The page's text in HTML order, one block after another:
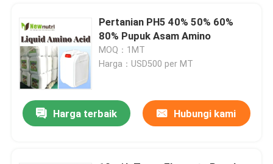
Pertanian PH5 40% 50% 60%
80% Pupuk Asam Amino
MOQ：1MT
Harga：USD500 per MT
Harga terbaik Hubungi kami